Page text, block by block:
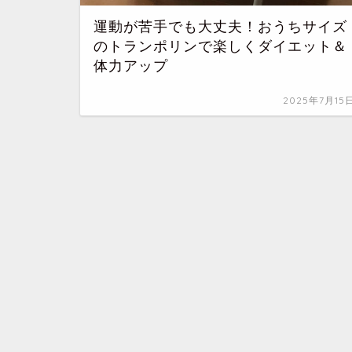
運動が苦手でも大丈夫！おうちサイズ
のトランポリンで楽しくダイエット＆
体力アップ
2025年7月15